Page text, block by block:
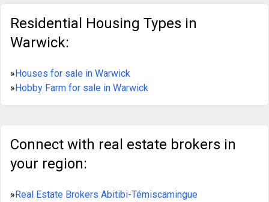
Residential Housing Types in
Warwick:
»Houses for sale in Warwick
»Hobby Farm for sale in Warwick
Connect with real estate brokers in
your region:
»Real Estate Brokers Abitibi-Témiscamingue